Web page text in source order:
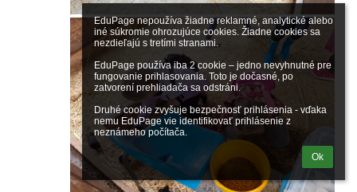
EduPage nepoužíva žiadne reklamné, analytické alebo
iné súkromie ohrozujúce cookies. Žiadne cookies sa
nezdieľajú s tretími stranami.
EduPage používa iba 2 cookie – jedno nevyhnutné pre
fungovanie prihlasovania. Toto je dočasné, po
zatvorení prehliadača sa odstráni.
Druhé cookie zvyšuje bezpečnosť prihlásenia - vďaka
nemu EduPage vie identifikovať prihlásenie z
neznámeho počítača.
Ok